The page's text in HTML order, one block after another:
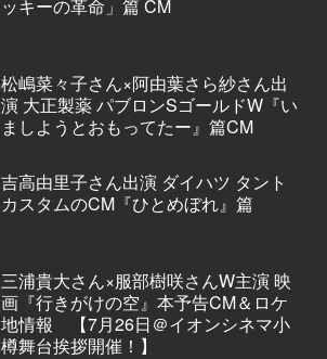
ッキーの革命」篇 CM
松嶋菜々子さん×阿由葉さら紗さん出
演 大正製薬 パブロンSゴールドW『い
ましようとおもってたー』篇CM
吉高由里子さん出演 ダイハツ タント
カスタムのCM『ひとめぼれ』篇
三浦貴大さん×服部樹咲さんW主演 映
画『行きがけの空』本予告CM＆ロケ
地情報 【7月26日＠イオンシネマ小
樽舞台挨拶開催！】